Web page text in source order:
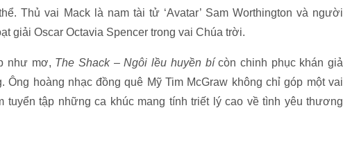
Thủ vai Mack là nam tài tử ‘Avatar’ Sam Worthington và người
giải Oscar Octavia Spencer trong vai Chúa trời.
như mơ, The Shack – Ngôi lều huyền bícòn chinh phục khán giả
Ông hoàng nhạc đồng quê Mỹ Tim McGraw không chỉ góp một vai
tuyển tập những ca khúc mang tính triết lý cao về tình yêu thương